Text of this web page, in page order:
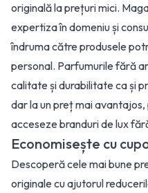
originală la prețuri mici.
expertiza în domeniu și
îndruma către produsele
personal. Parfumurile fără
calitate și durabilitate ca și
dar la un preț mai
acceseze branduri de lux
Economisește cu
Descoperă cele mai bune
originale cu ajutorul